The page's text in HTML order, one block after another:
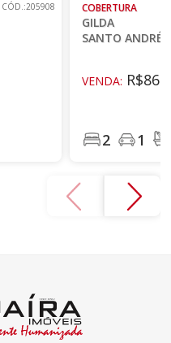
CÓD.:205908 COBERTURA
GILDA
SANTO ANDRÉ
VENDA:
2 1